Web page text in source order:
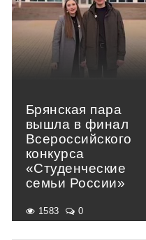
Брянская пара
вышла в финал
Всероссийского
конкурса
«Студенческие
семьи России»
1583 0